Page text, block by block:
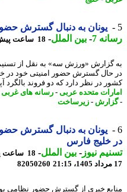
یونان به دنبال گسترش حضور
7
-بین الملل-18 ساعت پیش - شنبه 17 مرداد 1405، 21:25
«ورزش سه» به نقل از تسنیم،
گسترش حضور امنیتی خود در
در نظر دارد که دو فروند بالگرد
متحده عربی- رسانه های غربی-
-زیرساخت
یونان به دنبال گسترش حضور
خلیج فارس
نیوز-بین الملل-
18 ساعت
82050260
خبری از گسترش حضور نظامی یونان